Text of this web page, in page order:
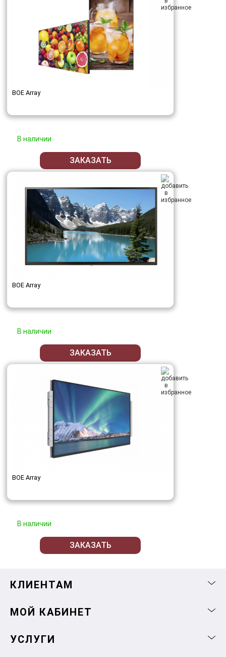
BOE Array
В наличии
ЗАКАЗАТЬ
BOE Array
В наличии
ЗАКАЗАТЬ
BOE Array
В наличии
ЗАКАЗАТЬ
КЛИЕНТАМ
МОЙ КАБИНЕТ
УСЛУГИ